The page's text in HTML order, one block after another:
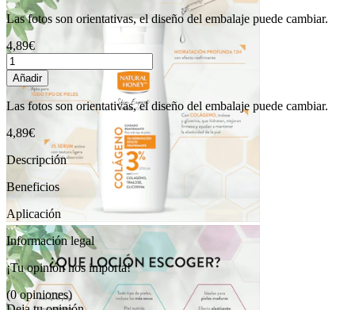
Las fotos son orientativas, el diseño del embalaje puede cambiar.
4,89€
Añadir
Las fotos son orientativas, el diseño del embalaje puede cambiar.
4,89€
Descripción
Beneficios
Aplicación
Información legal
¡Tu opinión nos importa!
(0 opiniones)